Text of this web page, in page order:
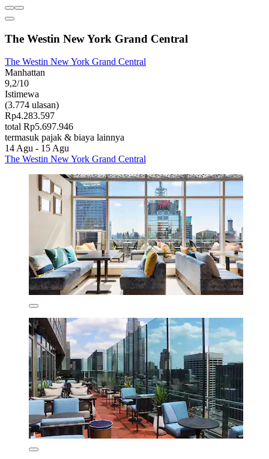
The Westin New York Grand Central
The Westin New York Grand Central
Manhattan
9,2/10
Istimewa
(3.774 ulasan)
Rp4.283.597
total Rp5.697.946
termasuk pajak & biaya lainnya
14 Agu - 15 Agu
The Westin New York Grand Central